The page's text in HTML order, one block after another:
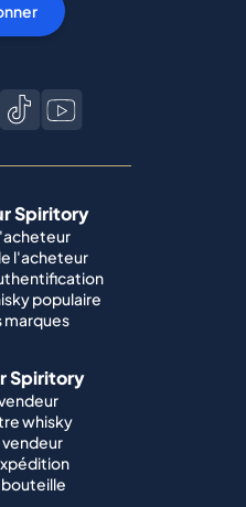
Spiritory
l'acheteur
populaire
marques
Spiritory
whisky
vendeur
bouteille